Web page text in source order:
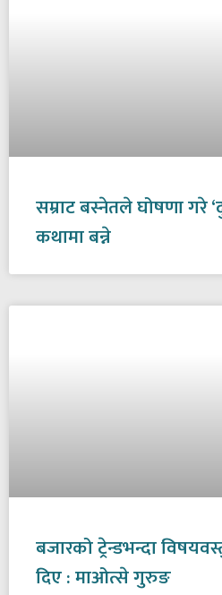
सम्राट बस्नेतले घोषणा गरे
कथामा बन्ने
बजारको ट्रेन्डभन्दा
दिए : माओत्से गुरुङ